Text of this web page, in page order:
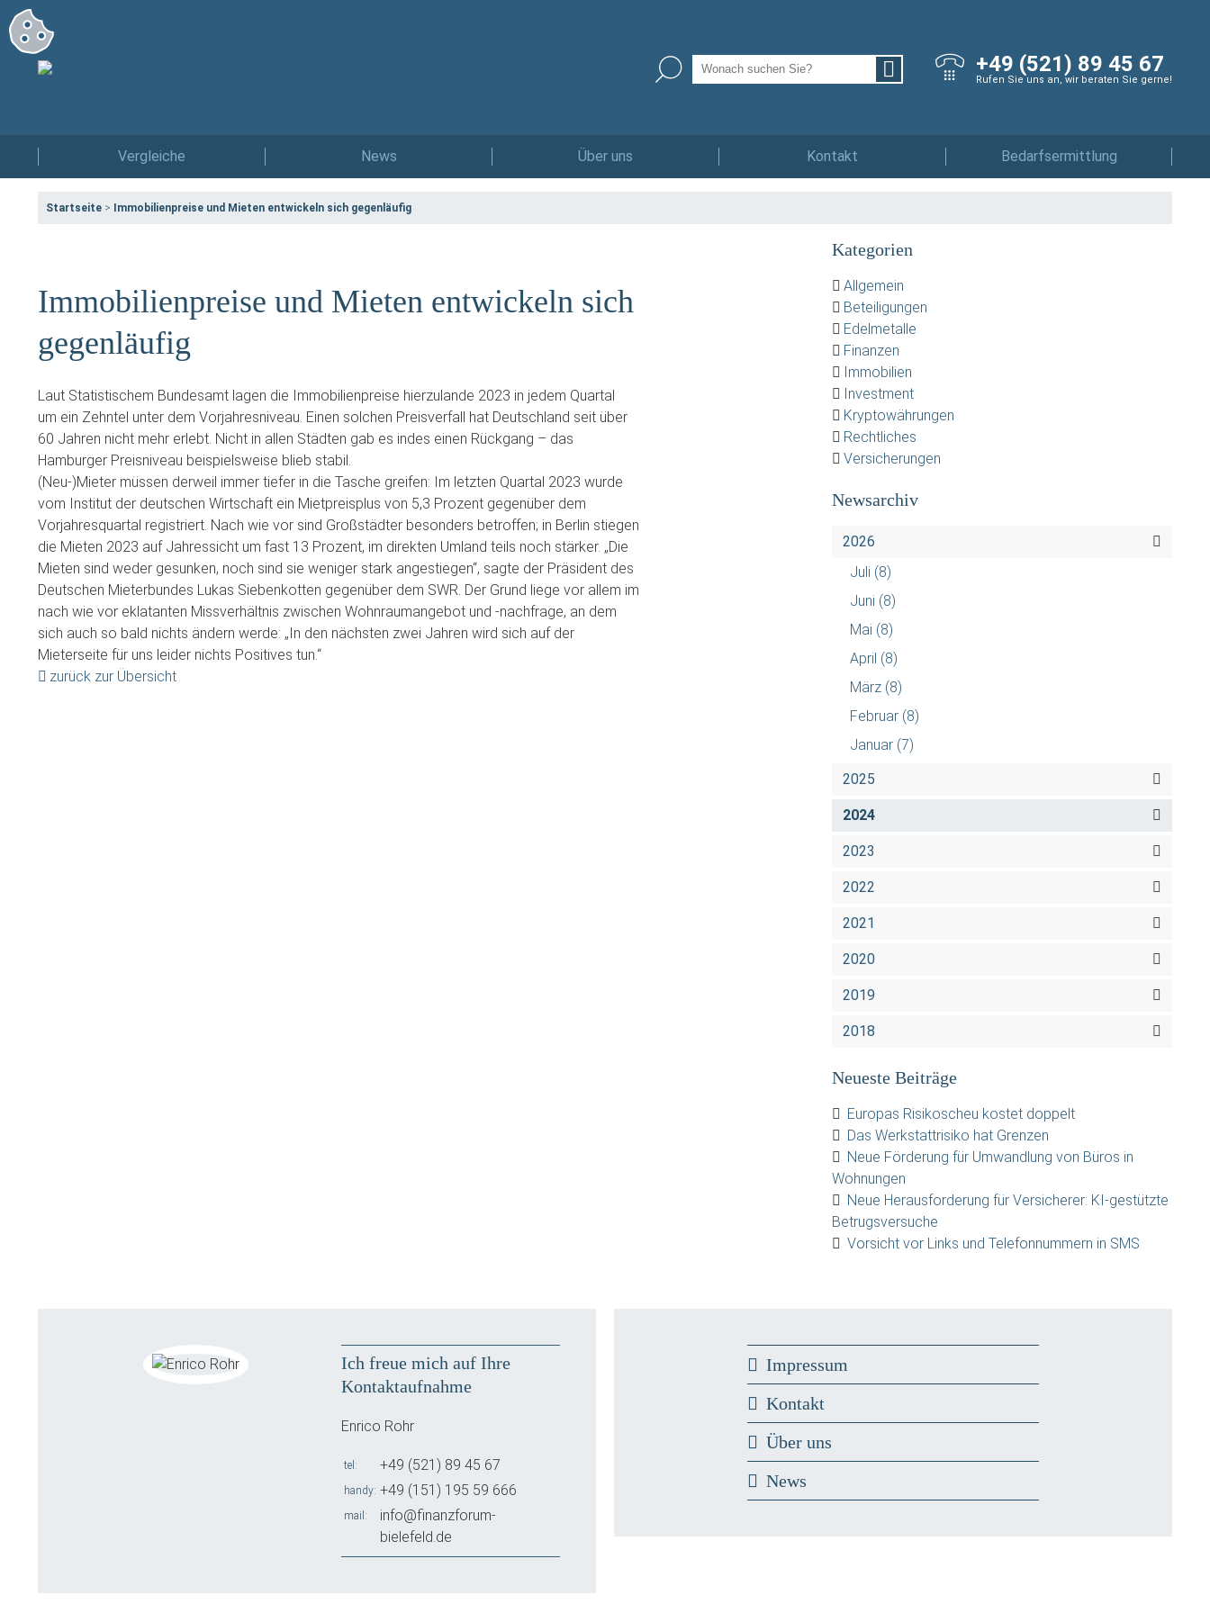
+49 (521) 89 45 67
Rufen Sie uns an, wir beraten Sie gerne!
Vergleiche News Über uns Kontakt Bedarfsermittlung
Startseite > Immobilienpreise und Mieten entwickeln sich gegenläufig
Immobilienpreise und Mieten entwickeln sich
gegenläufig
Laut Statistischem Bundesamt lagen die Immobilienpreise hierzulande 2023 in jedem Quartal
um ein Zehntel unter dem Vorjahresniveau. Einen solchen Preisverfall hat Deutschland seit über
60 Jahren nicht mehr erlebt. Nicht in allen Städten gab es indes einen Rückgang – das
Hamburger Preisniveau beispielsweise blieb stabil.
(Neu-)Mieter müssen derweil immer tiefer in die Tasche greifen: Im letzten Quartal 2023 wurde
vom Institut der deutschen Wirtschaft ein Mietpreisplus von 5,3 Prozent gegenüber dem
Vorjahresquartal registriert. Nach wie vor sind Großstädter besonders betroffen; in Berlin stiegen
die Mieten 2023 auf Jahressicht um fast 13 Prozent, im direkten Umland teils noch stärker. „Die
Mieten sind weder gesunken, noch sind sie weniger stark angestiegen“, sagte der Präsident des
Deutschen Mieterbundes Lukas Siebenkotten gegenüber dem SWR. Der Grund liege vor allem im
nach wie vor eklatanten Missverhältnis zwischen Wohnraumangebot und -nachfrage, an dem
sich auch so bald nichts ändern werde: „In den nächsten zwei Jahren wird sich auf der
Mieterseite für uns leider nichts Positives tun.“
zurück zur Übersicht
Kategorien
Allgemein
Beteiligungen
Edelmetalle
Finanzen
Immobilien
Investment
Kryptowährungen
Rechtliches
Versicherungen
Newsarchiv
2026
Juli (8)
Juni (8)
Mai (8)
April (8)
März (8)
Februar (8)
Januar (7)
2025
2024
2023
2022
2021
2020
2019
2018
Neueste Beiträge
Europas Risikoscheu kostet doppelt
Das Werkstattrisiko hat Grenzen
Neue Förderung für Umwandlung von Büros in
Wohnungen
Neue Herausforderung für Versicherer: KI-gestützte
Betrugsversuche
Vorsicht vor Links und Telefonnummern in SMS
Ich freue mich auf Ihre
Kontaktaufnahme
Enrico Rohr
tel +49 (521) 89 45 67
handy +49 (151) 195 59 666
mail
info@finanzforum-
bielefeld.de
Impressum
Kontakt
Über uns
News